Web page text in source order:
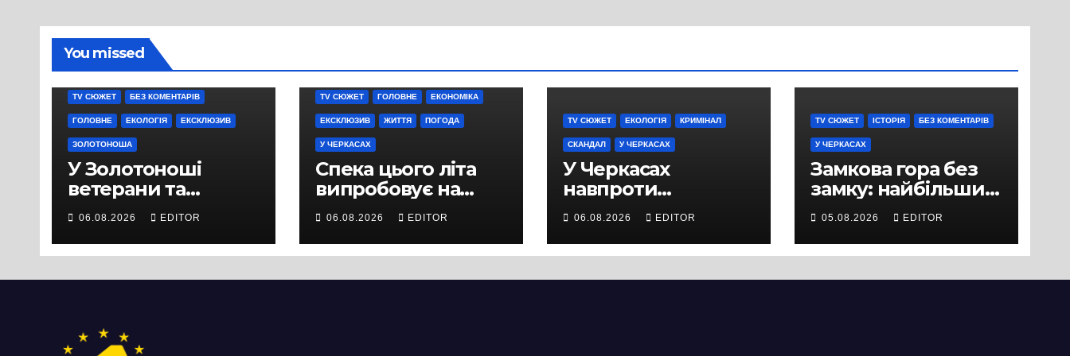
You missed
TV СЮЖЕТ БЕЗ КОМЕНТАРІВ
ГОЛОВНЕ ЕКОЛОГІЯ ЕКСКЛЮЗИВ
ЗОЛОТОНОША
У Золотоноші
ветерани та
місцеві жителі
вийшли на
протест до стін
виробництвом
м’яса птиці
06.08.2026 EDITOR
TV СЮЖЕТ ГОЛОВНЕ ЕКОНОМІКА
ЕКСКЛЮЗИВ ЖИТТЯ ПОГОДА
У ЧЕРКАСАХ
Спека цього літа
випробовує на
міцність не лише
людей, а й дороги
Черкас
06.08.2026 EDITOR
TV СЮЖЕТ ЕКОЛОГІЯ КРИМІНАЛ
СКАНДАЛ У ЧЕРКАСАХ
У Черкасах
навпроти
будівництва
нового
супермаркету
06.08.2026 EDITOR
TV СЮЖЕТ ІСТОРІЯ БЕЗ КОМЕНТАРІВ
У ЧЕРКАСАХ
Замкова гора без
замку: найбільший
історичний міф
Черкас
05.08.2026 EDITOR